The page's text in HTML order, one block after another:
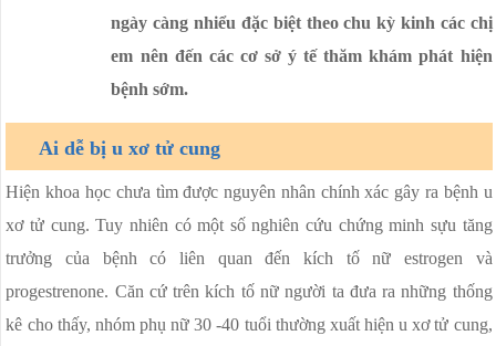
ngày càng nhiểu đặc biệt theo chu kỳ kinh các chị
em nên đến các cơ sở ý tế thăm khám phát hiện
bệnh sớm.
Ai dễ bị u xơ tử cung
Hiện khoa học chưa tìm được nguyên nhân chính xác gây ra bệnh u
xơ tử cung. Tuy nhiên có một số nghiên cứu chứng minh sựu tăng
trưởng của bệnh có liên quan đến kích tố nữ estrogen và
progestrenone. Căn cứ trên kích tố nữ người ta đưa ra những thống
kê cho thấy, nhóm phụ nữ 30 -40 tuổi thường xuất hiện u xơ tử cung,